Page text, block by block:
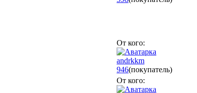
От кого:
andrkkm
946(покупатель)
От кого: